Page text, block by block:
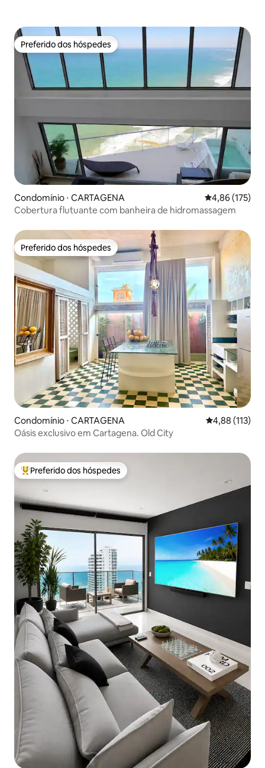
Preferido dos hóspedes
Preferido dos hóspedes
Condomínio ⋅ CARTAGENA 4,86 de uma
4,86 (175)
Cobertura flutuante com banheira de hidromassagem
Preferido dos hóspedes
Preferido dos hóspedes
Condomínio ⋅ CARTAGENA 4,88 de uma
4,88 (113)
Oásis exclusivo em Cartagena. Old City
Entre os melhores preferidos dos hóspedes
Preferido dos hóspedes